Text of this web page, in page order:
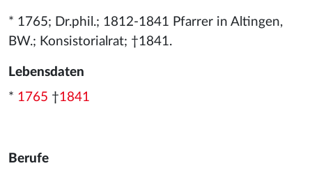
* 1765; Dr.phil.; 1812-1841 Pfarrer in Altingen,
BW.; Konsistorialrat; †1841.
Lebensdaten
* 1765 †1841
Berufe